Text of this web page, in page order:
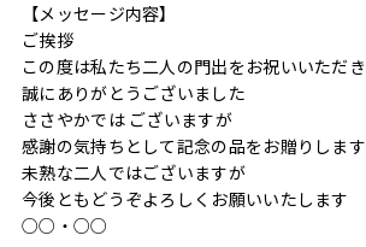
【メッセージ内容】
ご挨拶
この度は私たち二人の門出をお祝いいただき
誠にありがとうございました
ささやかでは ございますが
感謝の気持ちとして記念の品をお贈りします
未熟な二人ではございますが
今後ともどうぞよろしくお願いいたします
○○・○○